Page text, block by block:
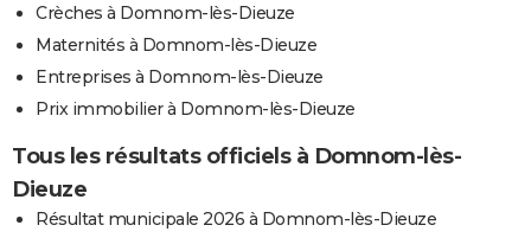
Crèches à Domnom-lès-Dieuze
Maternités à Domnom-lès-Dieuze
Entreprises à Domnom-lès-Dieuze
Prix immobilier à Domnom-lès-Dieuze
Tous les résultats officiels à Domnom-lès-
Dieuze
Résultat municipale 2026 à Domnom-lès-Dieuze